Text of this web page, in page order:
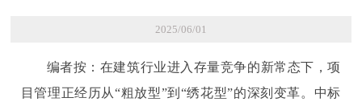
2025/06/01
编者按：在建筑行业进入存量竞争的新常态下，项
目管理正经历从“粗放型”到“绣花型”的深刻变革。中标